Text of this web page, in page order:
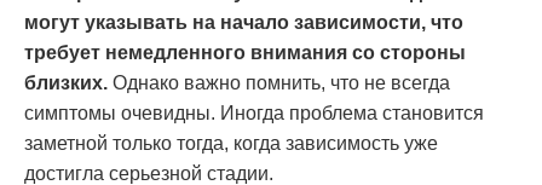
могут указывать на начало зависимости, что
требует немедленного внимания со стороны
близких. Однако важно помнить, что не всегда
симптомы очевидны. Иногда проблема становится
заметной только тогда, когда зависимость уже
достигла серьезной стадии.